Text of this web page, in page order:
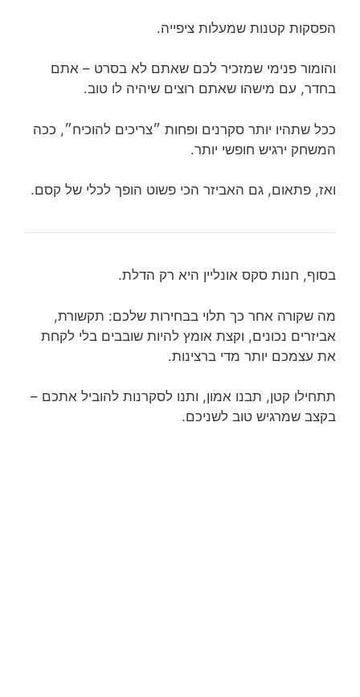
הפסקות קטנות שמעלות ציפייה.
והומור פנימי שמזכיר לכם שאתם לא בסרט – אתם
בחדר, עם מישהו שאתם רוצים שיהיה לו טוב.
ככל שתהיו יותר סקרנים ופחות ״צריכים להוכיח״, ככה
המשחק ירגיש חופשי יותר.
ואז, פתאום, גם האביזר הכי פשוט הופך לכלי של קסם.
בסוף, חנות סקס אונליין היא רק הדלת.
מה שקורה אחר כך תלוי בבחירות שלכם: תקשורת,
אביזרים נכונים, וקצת אומץ להיות שובבים בלי לקחת
את עצמכם יותר מדי ברצינות.
תתחילו קטן, תבנו אמון, ותנו לסקרנות להוביל אתכם –
בקצב שמרגיש טוב לשניכם.